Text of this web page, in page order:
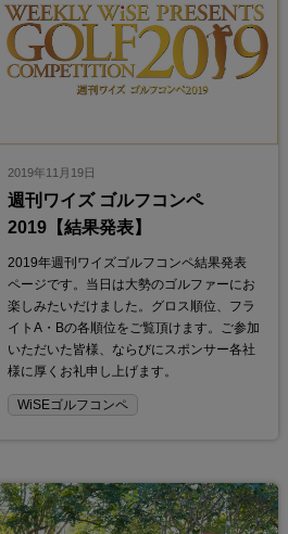
2019年11月19日
週刊ワイズ ゴルフコンペ
2019【結果発表】
2019年週刊ワイズゴルフコンペ結果発表
ページです。当日は大勢のゴルファーにお
楽しみたいだけました。グロス順位、フラ
イトA・Bの各順位をご覧頂けます。ご参加
いただいた皆様、ならびにスポンサー各社
様に厚くお礼申し上げます。
WiSEゴルフコンペ
かす 海外拠点を成功に導く ものづく
り経営の真髄
2026年08月26日（水）【タイ時間】13:00-14:00 / 【日
本時間】15:00-16:0…